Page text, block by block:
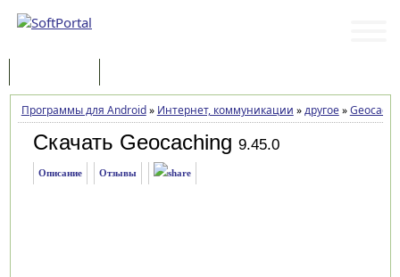
Программы для Android» Интернет, коммуникации »другое»
Скачать Geocaching 9.45.0
Описание Отзывы